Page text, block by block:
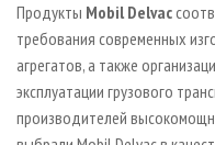
Продукты Mobil Delvac
требования современных
агрегатов, а также
эксплуатации грузового
производителей